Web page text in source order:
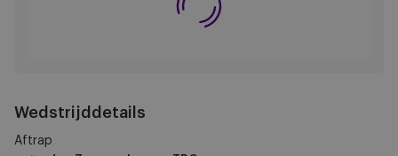
Wedstrijddetails
Aftrap